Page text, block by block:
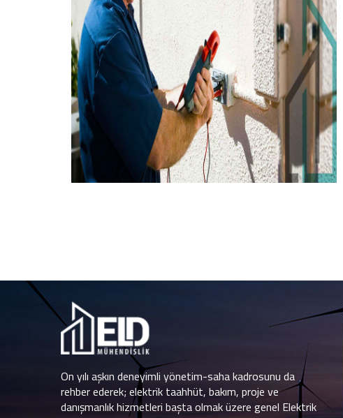
On yılı aşkın deneyimli yönetim-saha kadrosunu da
rehber ederek; elektrik taahhüt, bakım, proje ve
danışmanlık hizmetleri başta olmak üzere genel Elektrik